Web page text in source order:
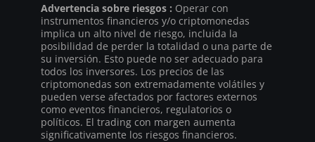
Advertencia sobre riesgos : Operar con
instrumentos financieros y/o criptomonedas
implica un alto nivel de riesgo, incluida la
posibilidad de perder la totalidad o una parte de
su inversión. Esto puede no ser adecuado para
todos los inversores. Los precios de las
criptomonedas son extremadamente volátiles y
pueden verse afectados por factores externos
como eventos financieros, regulatorios o
políticos. El trading con margen aumenta
significativamente los riesgos financieros.